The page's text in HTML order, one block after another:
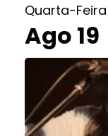
Quarta-Feira
Ago 19